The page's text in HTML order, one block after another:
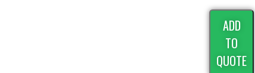
ADD
TO
QUOTE